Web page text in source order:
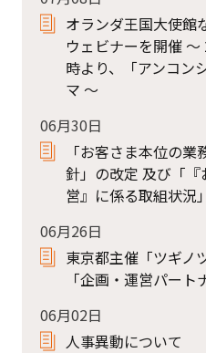
オランダ王国大使館
ウェビナーを開催
時より、「アンコン
マ ～
06月30日
「お客さま本位の
針」の改定 及び「
営』に係る取組状況
06月26日
東京都主催「ツギノ
「企画・運営パー
06月02日
人事異動について